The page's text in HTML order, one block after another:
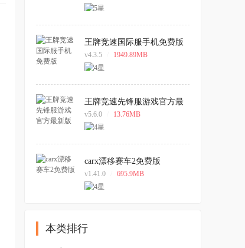
王牌竞速国际服手机免费版
v4.3.5 1949.89MB
王牌竞速先锋服游戏官方最
新版
v5.6.0 13.76MB
carx漂移赛车2免费版
v1.41.0 695.9MB
本类排行